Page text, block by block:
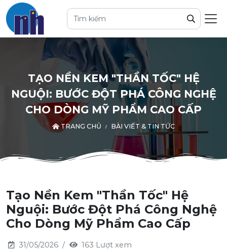
TẠO NỀN KEM "THẦN TỐC" HỆ
NGUỘI: BƯỚC ĐỘT PHÁ CÔNG NGHỆ
CHO DÒNG MỸ PHẨM CAO CẤP
TRANG CHỦ BÀI VIẾT & TIN TỨC
Tạo Nền Kem "Thần Tốc" Hệ
Nguội: Bước Đột Phá Công Nghệ
Cho Dòng Mỹ Phẩm Cao Cấp
31/05/2026 163 Lượt xem